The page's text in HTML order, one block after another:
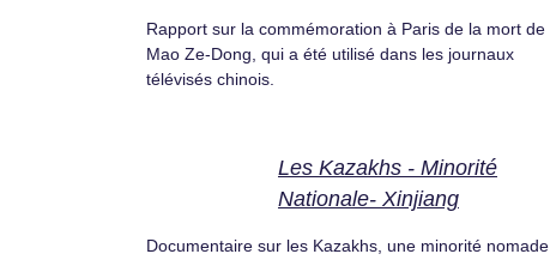
Rapport sur la commémoration à Paris de la mort de
Mao Ze-Dong, qui a été utilisé dans les journaux
télévisés chinois.
Les Kazakhs - Minorité
Nationale- Xinjiang
Documentaire sur les Kazakhs, une minorité nomade